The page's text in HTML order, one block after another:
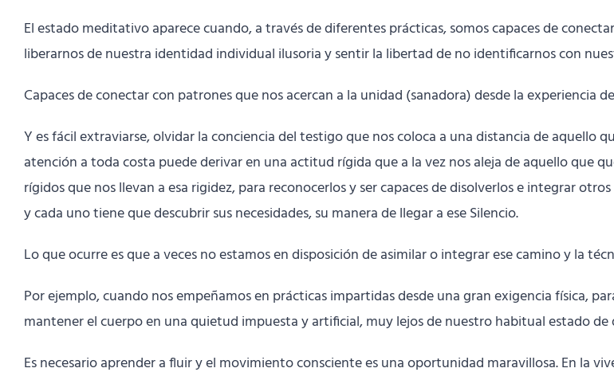
El estado meditativo aparece cuando, a través de diferentes prácticas, somos capaces de
liberarnos de nuestra identidad individual ilusoria y sentir la libertad de no identificarnos con
Capaces de conectar con patrones que nos acercan a la unidad (sanadora) desde la experiencia
Y es fácil extraviarse, olvidar la conciencia del testigo que nos coloca a una distancia de aquello
atención a toda costa puede derivar en una actitud rígida que a la vez nos aleja de aquello que
rígidos que nos llevan a esa rigidez, para reconocerlos y ser capaces de disolverlos e integrar
y cada uno tiene que descubrir sus necesidades, su manera de llegar a ese Silencio.
Lo que ocurre es que a veces no estamos en disposición de asimilar o integrar ese camino y la
Por ejemplo, cuando nos empeñamos en prácticas impartidas desde una gran exigencia física,
mantener el cuerpo en una quietud impuesta y artificial, muy lejos de nuestro habitual estado
Es necesario aprender a fluir y el movimiento consciente es una oportunidad maravillosa. En la